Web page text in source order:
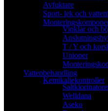
Avfuktare
Sport- lek och
Vinklar och
T / Y och
Unioner
Vattenbehandling
Kemikaliekontroller
Welldana
Aseko